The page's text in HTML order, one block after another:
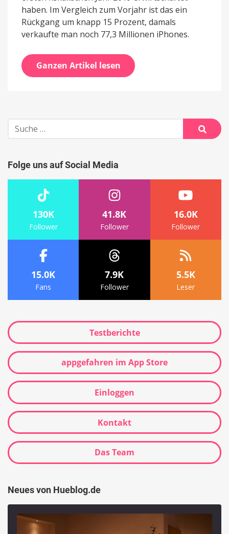
haben. Im Vergleich zum Vorjahr ist das ein
Rückgang um knapp 15 Prozent, damals
verkaufte man noch 77,3 Millionen iPhones.
Ganzen Artikel lesen
Suche
nach:
Suche
Folge uns auf Social Media
130K
Follower
41.8K
Follower
16.0K
Follower
15.0K
Fans
7.9K
Follower
5.5K
Leser
Testberichte
appgefahren im App Store
Einloggen
Kontakt
Das Team
Neues von Hueblog.de